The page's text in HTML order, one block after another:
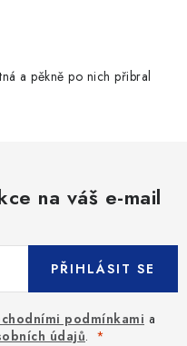
a pěkně po nich přibral
na váš e-mail
podmínkami a
údajů.
PŘIHLÁSIT SE